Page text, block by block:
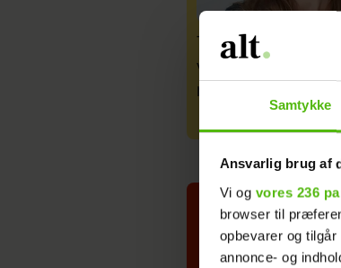
Samtykke
Ansvarlig brug af
Vi og vores 236
browser til
opbevarer og
annonce- og
Therese Glahn
voldsom mobning:
min redning"